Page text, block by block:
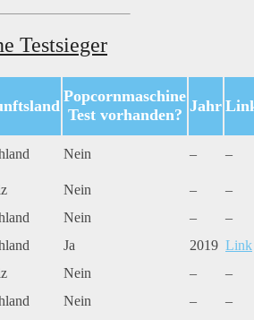
Testsieger
Popcornmaschine
Test vorhanden? Jahr
Nein –
–
Nein –
–
Nein –
–
Ja 2019 Link
Nein –
–
Nein –
–